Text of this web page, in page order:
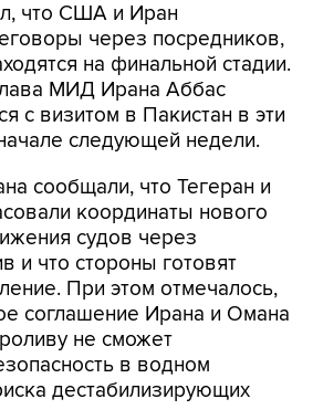
что США и Иран
через посредников,
на финальной стадии.
МИД Ирана Аббас
с визитом в Пакистан в эти
следующей недели.
сообщали, что Тегеран и
координаты нового
судов через
и что стороны готовят
При этом отмечалось,
соглашение Ирана и Омана
не сможет
в водном
дестабилизирующих